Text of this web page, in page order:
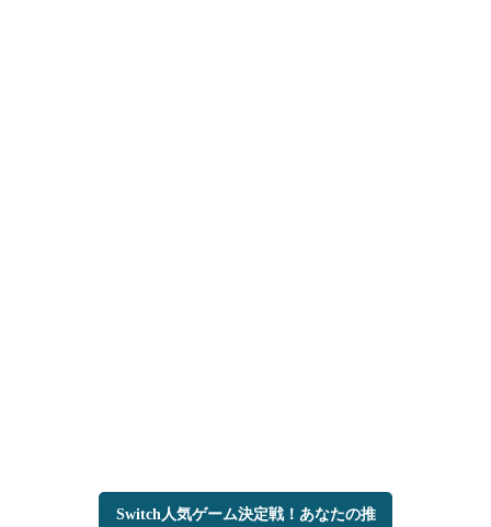
Switch人気ゲーム決定戦！あなたの推